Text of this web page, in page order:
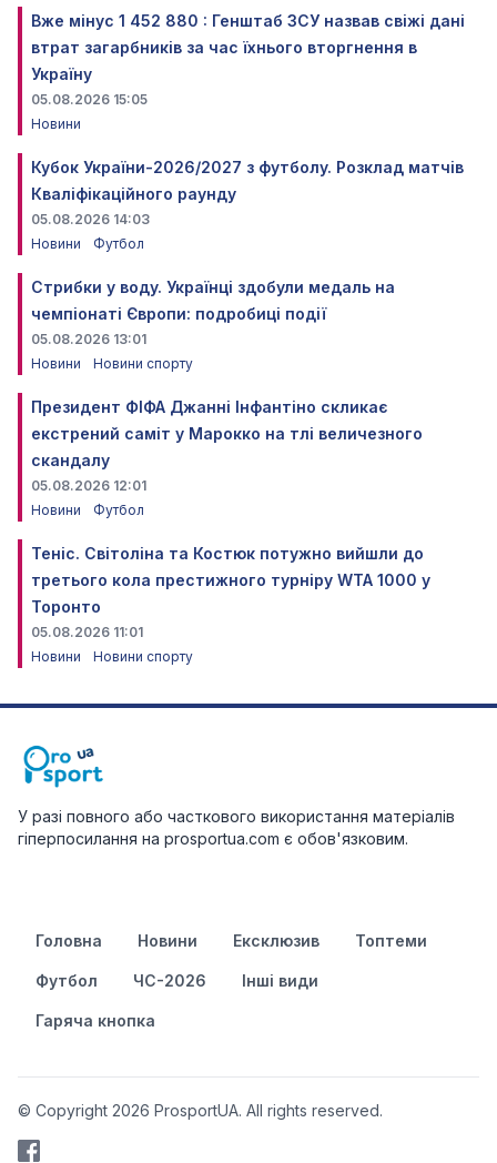
Вже мінус 1 452 880 : Генштаб ЗСУ назвав свіжі дані
втрат загарбників за час їхнього вторгнення в
Україну
05.08.2026 15:05
Новини
Кубок України-2026/2027 з футболу. Розклад матчів
Кваліфікаційного раунду
05.08.2026 14:03
Новини
Футбол
Стрибки у воду. Українці здобули медаль на
чемпіонаті Європи: подробиці події
05.08.2026 13:01
Новини
Новини спорту
Президент ФІФА Джанні Інфантіно скликає
екстрений саміт у Марокко на тлі величезного
скандалу
05.08.2026 12:01
Новини
Футбол
Теніс. Світоліна та Костюк потужно вийшли до
третього кола престижного турніру WTA 1000 у
Торонто
05.08.2026 11:01
Новини
Новини спорту
У разі повного або часткового використання матеріалів
гіперпосилання на prosportua.com є обов'язковим.
Головна Новини Ексклюзив Топтеми
Футбол ЧС-2026 Інші види
Гаряча кнопка
© Copyright 2026 ProsportUA. All rights reserved.